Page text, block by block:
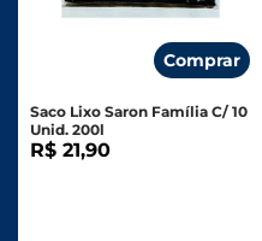
Comprar
Saco Lixo Saron Família C/ 10
Unid. 200l
R$ 21,90